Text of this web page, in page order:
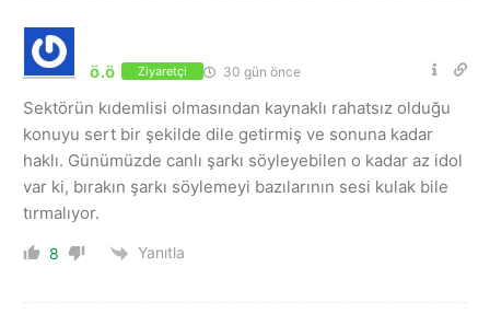
ö.ö Ziyaretçi 30 gün önce
Sektörün kıdemlisi olmasından kaynaklı rahatsız olduğu
konuyu sert bir şekilde dile getirmiş ve sonuna kadar
haklı. Günümüzde canlı şarkı söyleyebilen o kadar az idol
var ki, bırakın şarkı söylemeyi bazılarının sesi kulak bile
tırmalıyor.
8 Yanıtla